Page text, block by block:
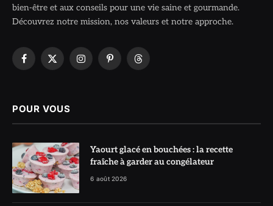
bien-être et aux conseils pour une vie saine et gourmande.
Découvrez notre mission, nos valeurs et notre approche.
Facebook
X
InstagramPinterestThreads
POUR VOUS
Yaourt glacé en bouchées : la recette
fraîche à garder au congélateur
6 août 2026